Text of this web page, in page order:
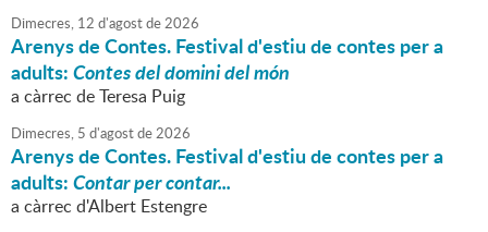
Dimecres, 12 d'agostde2026
Arenys de Contes. Festival d'estiu de contes per a
adults:Contes del domini del món
a càrrec de Teresa Puig
Dimecres, 5 d'agostde2026
Arenys de Contes. Festival d'estiu de contes per a
adults:Contar per contar...
a càrrec d'Albert Estengre